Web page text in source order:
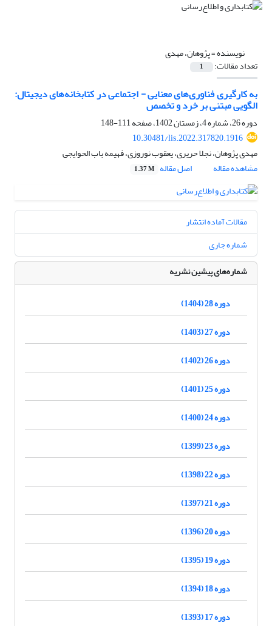
نویسنده =پژوهان، مهدی
تعداد مقالات: 1
به کارگیری فناوری‌های معنایی - اجتماعی در کتابخانه‌های دیجیتال:
الگویی مبتنی بر خرد و تخصص
دوره 26، شماره 4، زمستان 1402، صفحه
111-148
10.30481/lis.2022.317820.1916
مهدی پژوهان، نجلا حریری، یعقوب نوروزی، فهیمه باب الحوایجی
مشاهده مقاله
اصل مقاله 1.37 M
مقالات آماده انتشار
شماره جاری
شماره‌های پیشین نشریه
دوره 28 (1404)
دوره 27 (1403)
دوره 26 (1402)
دوره 25 (1401)
دوره 24 (1400)
دوره 23 (1399)
دوره 22 (1398)
دوره 21 (1397)
دوره 20 (1396)
دوره 19 (1395)
دوره 18 (1394)
دوره 17 (1393)